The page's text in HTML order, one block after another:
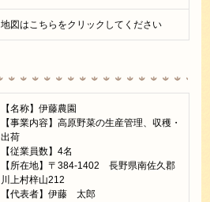
地図はこちらをクリックしてください
【名称】伊藤農園
【事業内容】高原野菜の生産管理、収穫・
出荷
【従業員数】4名
【所在地】〒384-1402 長野県南佐久郡
川上村梓山212
【代表者】伊藤 太郎